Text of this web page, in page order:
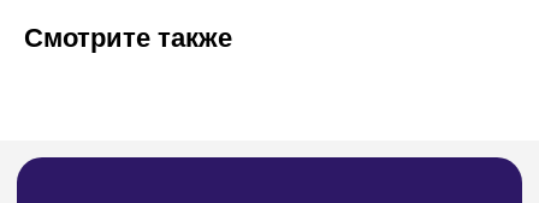
Смотрите также